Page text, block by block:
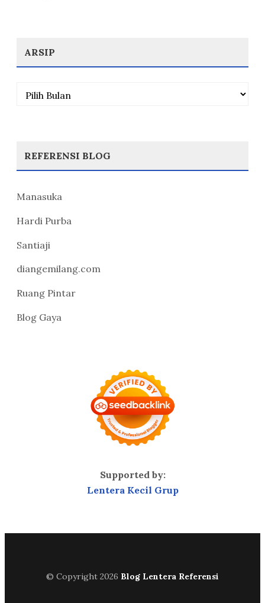
ARSIP
Arsip
REFERENSI BLOG
Manasuka
Hardi Purba
Santiaji
diangemilang.com
Ruang Pintar
Blog Gaya
Supported by:
Lentera Kecil Grup
© Copyright 2026 Blog Lentera Referensi